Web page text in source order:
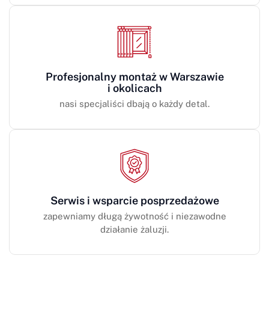
Profesjonalny montaż w Warszawie
i okolicach
nasi specjaliści dbają o każdy detal.
Serwis i wsparcie posprzedażowe
zapewniamy długą żywotność i niezawodne
działanie żaluzji.